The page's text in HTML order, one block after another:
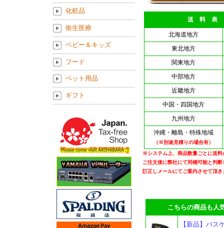
送 料 表
北海道地方
東北地方
関東地方
中部地方
近畿地方
中国・四国地方
九州地方
沖縄・離島・特殊地域
（※別途見積りの場合有）
※システム上、商品数量ごとに送料
ご注文後に弊社にて同梱可能と判
訂正しメールにてご案内させて頂き
こちらの商品も人気
【新品】バ
化粧品
衛生医療
ベビー＆キッズ
フード
ペット用品
ギフト